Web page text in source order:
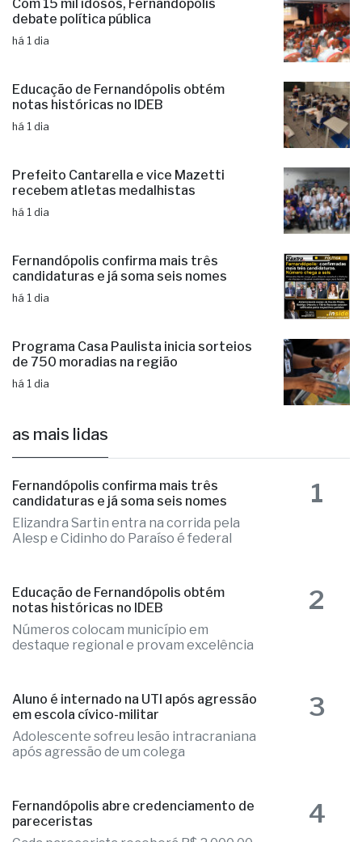
Com 15 mil idosos, Fernandópolis
debate política pública
há 1 dia
Educação de Fernandópolis obtém
notas históricas no IDEB
há 1 dia
Prefeito Cantarella e vice Mazetti
recebem atletas medalhistas
há 1 dia
Fernandópolis confirma mais três
candidaturas e já soma seis nomes
há 1 dia
Programa Casa Paulista inicia sorteios
de 750 moradias na região
há 1 dia
as mais lidas
Fernandópolis confirma mais três
candidaturas e já soma seis nomes
Elizandra Sartin entra na corrida pela
Alesp e Cidinho do Paraíso é federal
1
Educação de Fernandópolis obtém
notas históricas no IDEB
Números colocam município em
destaque regional e provam excelência
2
Aluno é internado na UTI após agressão
em escola cívico-militar
Adolescente sofreu lesão intracraniana
após agressão de um colega
3
Fernandópolis abre credenciamento de
pareceristas
4